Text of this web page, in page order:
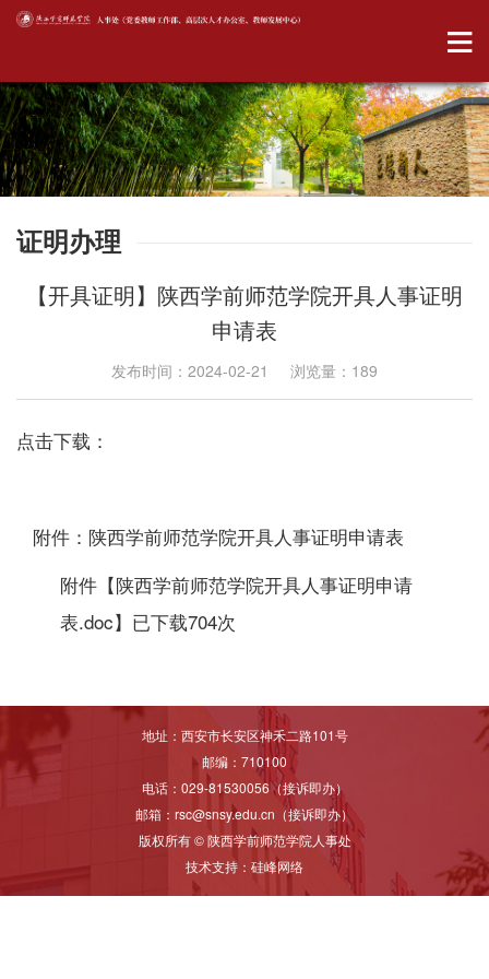
证明办理
【开具证明】陕西学前师范学院开具人事证明
申请表
发布时间：2024-02-21 浏览量： 189
点击下载：
附件：陕西学前师范学院开具人事证明申请表
附件【陕西学前师范学院开具人事证明申请
表.doc】已下载704次
地址：西安市长安区神禾二路101号
邮编：710100
电话：029-81530056（接诉即办）
邮箱：rsc@snsy.edu.cn（接诉即办）
版权所有 © 陕西学前师范学院人事处
技术支持： 硅峰网络